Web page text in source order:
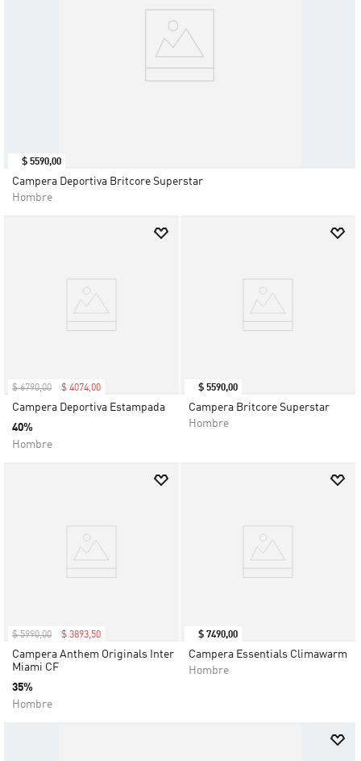
$ 5590,00
Campera Deportiva Britcore Superstar
Hombre
$ 6790,00 $ 4074,00
Campera Deportiva Estampada
40%
Hombre
$ 5590,00
Campera Britcore Superstar
Hombre
$ 5990,00 $ 3893,50
Campera Anthem Originals Inter
Miami CF
35%
Hombre
$ 7490,00
Campera Essentials Climawarm
Hombre